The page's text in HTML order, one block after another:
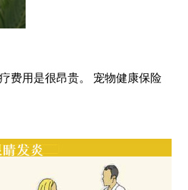
费用是很昂贵。 宠物健康保险